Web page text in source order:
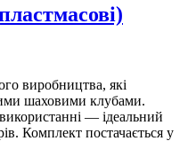
виробництва, які
шаховими клубами.
— ідеальний
Комплект постачається у